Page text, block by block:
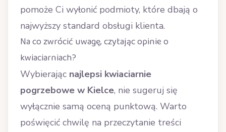
pomoże Ci wyłonić podmioty, które dbają o
najwyższy standard obsługi klienta.
Na co zwrócić uwagę, czytając opinie o
kwiaciarniach?
Wybierając najlepsi kwiaciarnie
pogrzebowe w Kielce, nie sugeruj się
wyłącznie samą oceną punktową. Warto
poświęcić chwilę na przeczytanie treści